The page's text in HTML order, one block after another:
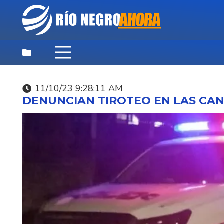
11/10/23 9:28:11 AM
DENUNCIAN TIROTEO EN LAS
DESTACADAS,NOTICIAS ,
07/08/26 10:59:53 AM
MINISTERIO DEL
ABRE LLAMADO PARA
CUBRIR 223 CARGOS
OPERADOR
PENITENCIARIO